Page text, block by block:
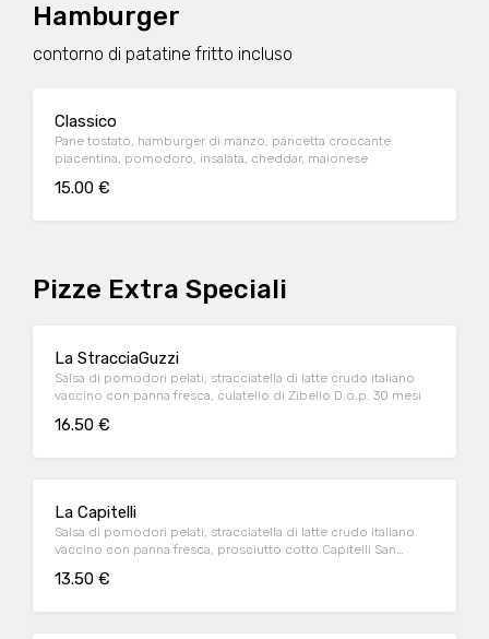
Hamburger
contorno di patatine fritto incluso
Classico
Pane tostato, hamburger di manzo, pancetta croccante
piacentina, pomodoro, insalata, cheddar, maionese
15.00 €
Pizze Extra Speciali
La StracciaGuzzi
Salsa di pomodori pelati, stracciatella di latte crudo italiano
vaccino con panna fresca, culatello di Zibello D.o.p. 30 mesi
16.50 €
La Capitelli
Salsa di pomodori pelati, stracciatella di latte crudo italiano
vaccino con panna fresca, prosciutto cotto Capitelli San
13.50 €